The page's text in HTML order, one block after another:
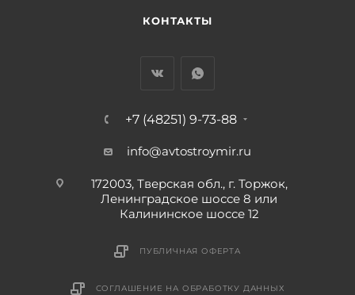
КОНТАКТЫ
+7 (48251) 9-73-88
info@avtostroymir.ru
172003, Тверская обл., г. Торжок,
Ленинградское шоссе 8 или
Калининское шоссе 12
ПУБЛИЧНАЯ ОФЕРТА
СОГЛАШЕНИЕ НА ОБРАБОТКУ ДАННЫХ